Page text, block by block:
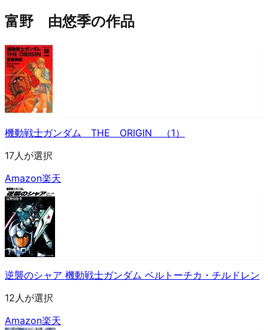
富野 由悠季の作品
機動戦士ガンダム THE ORIGIN （1）
17人が選択
Amazon楽天
逆襲のシャア 機動戦士ガンダム ベルトーチカ・チルドレン
12人が選択
Amazon楽天